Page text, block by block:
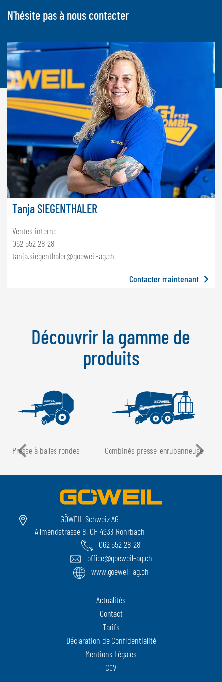
N'hésite pas à nous contacter
Tanja SIEGENTHALER
Ventes interne
062 552 28 28
tanja.siegenthaler@goeweil-ag.ch
Contacter maintenant
Découvrir la gamme de
produits
Presse à balles rondes Combinés presse-enrubanneuse
GÖWEIL Schweiz AG
Allmendstrasse 8, CH 4938 Rohrbach
062 552 28 28
office@goeweil-ag.ch
www.goeweil-ag.ch
Actualités
Contact
Tarifs
Déclaration de Confidentialité
Mentions Légales
CGV